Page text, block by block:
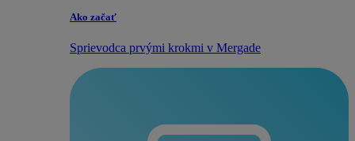
Ako začať
Sprievodca prvými krokmi v Mergade